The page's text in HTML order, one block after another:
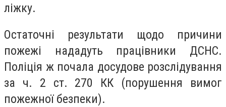
ліжку.
Остаточні результати щодо причини
пожежі нададуть працівники ДСНС.
Поліція ж почала досудове розслідування
за ч. 2 ст. 270 КК (порушення вимог
пожежної безпеки).